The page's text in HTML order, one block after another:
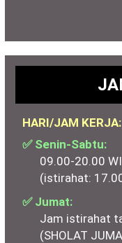
HARI/JAM KERJA:
✅ Senin-Sabtu:
09.00-20.00
(istirahat:
✅ Jumat:
Jam istirahat
(SHOLAT